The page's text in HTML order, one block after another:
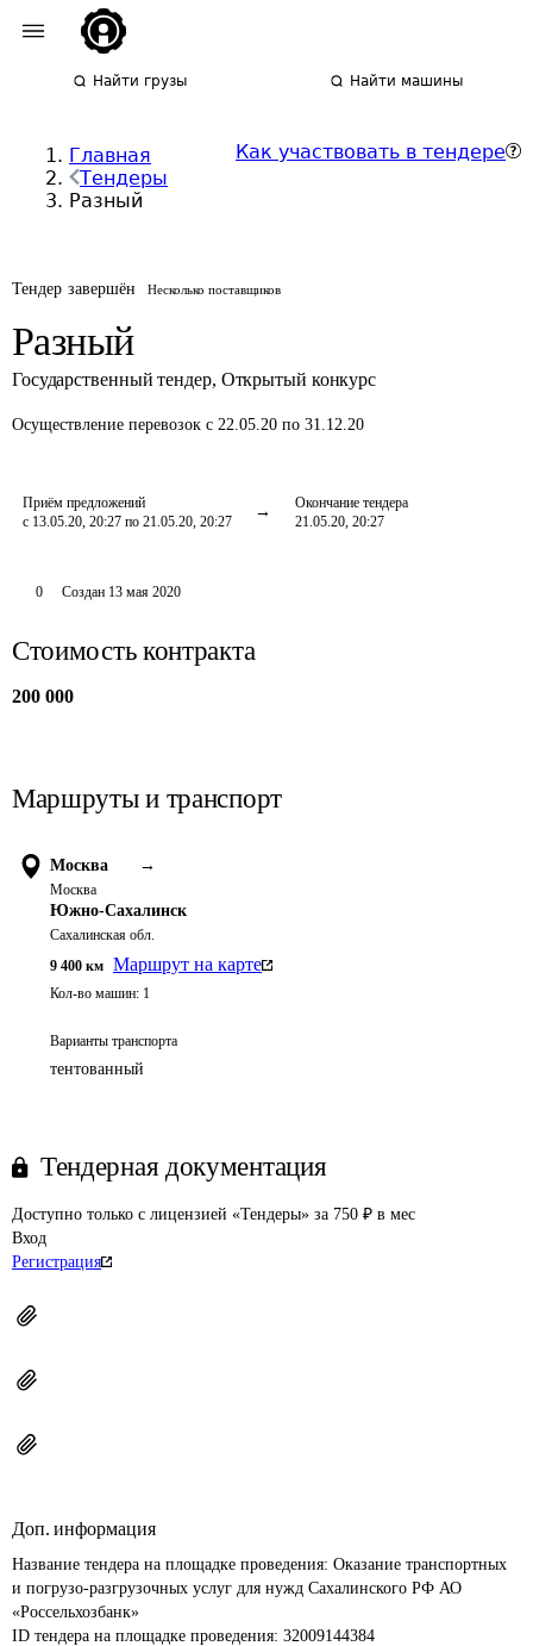
Найти грузы Найти машины
Главная
Тендеры
Разный
Как участвовать в тендере
Тендер завершён Несколько поставщиков
Разный
Государственный тендер, Открытый конкурс
Осуществление перевозок с 22.05.20 по 31.12.20
Приём предложений
с 13.05.20, 20:27 по 21.05.20, 20:27
Окончание тендера
21.05.20, 20:27
0 Создан 13 мая 2020
Стоимость контракта
200 000
Маршруты и транспорт
Москва →
Москва
Южно-Сахалинск
Сахалинская обл.
9 400 км Маршрут на карте
Кол-во машин: 1
Варианты транспорта
тентованный
Тендерная документация
Доступно только с лицензией «Тендеры» за 750 ₽ в мес
Вход
Регистрация
Доп. информация
Название тендера на площадке проведения: Оказание транспортных
и погрузо-разгрузочных услуг для нужд Сахалинского РФ АО
«Россельхозбанк»
ID тендера на площадке проведения: 32009144384